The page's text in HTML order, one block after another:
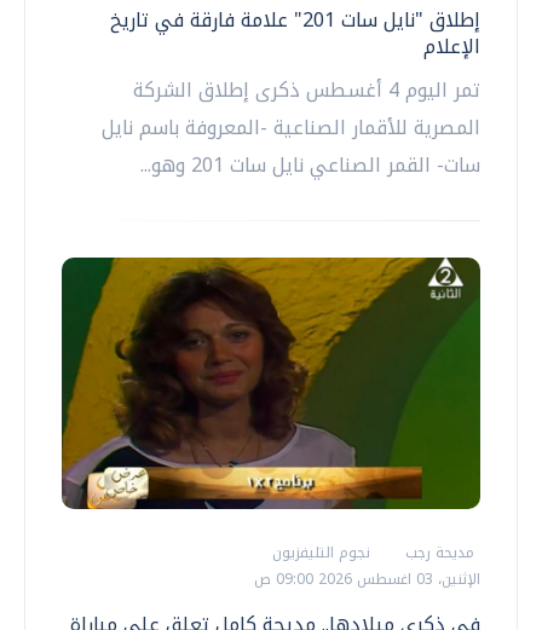
إطلاق "نايل سات 201" علامة فارقة في تاريخ
الإعلام
تمر اليوم 4 أغسطس ذكرى إطلاق الشركة
المصرية للأقمار الصناعية -المعروفة باسم نايل
سات- القمر الصناعي نايل سات 201 وهو...
مديحة رجب
نجوم التليفزيون
الإثنين، 03 اغسطس 2026 09:00 ص